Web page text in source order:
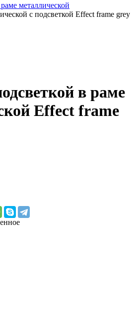
металлической
с подсветкой Effect frame grey
в раме
Effect frame